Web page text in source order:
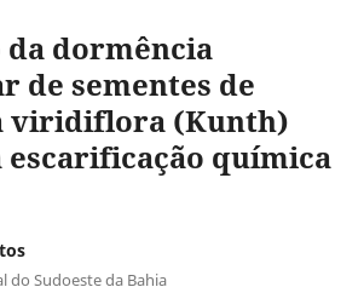
da dormência
de sementes de
viridiflora (Kunth)
escarificação química
do Sudoeste da Bahia